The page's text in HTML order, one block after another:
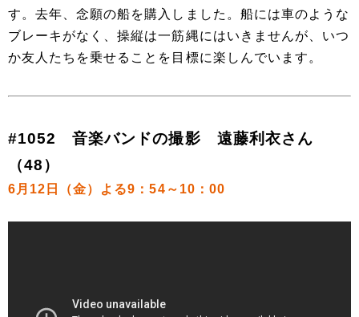
す。去年、念願の船を購入しました。船には車のような
ブレーキがなく、操縦は一筋縄にはいきませんが、いつ
か友人たちを乗せることを目標に楽しんでいます。
#1052 音楽バンドの撮影 遠藤利衣さん
（48）
6月12日（金）よる9：54～10：00